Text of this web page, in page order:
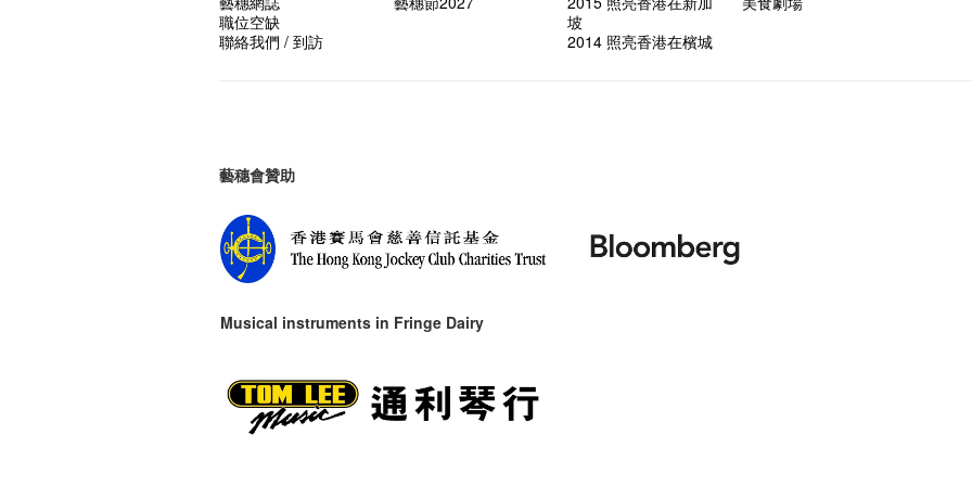
職位空缺
聯絡我們 / 到訪
坡
2014 照亮香港在檳城
藝穗會贊助
Musical instruments in Fringe Dairy